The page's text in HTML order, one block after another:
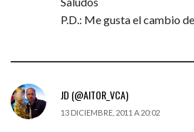
P.D.: Me gusta el cambio
JD (@AITOR_VCA)
13 DICIEMBRE, 2011 A 20:02